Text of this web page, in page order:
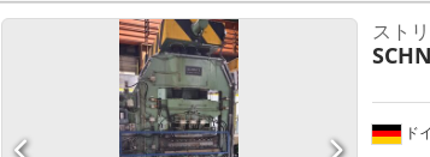
ド
スト